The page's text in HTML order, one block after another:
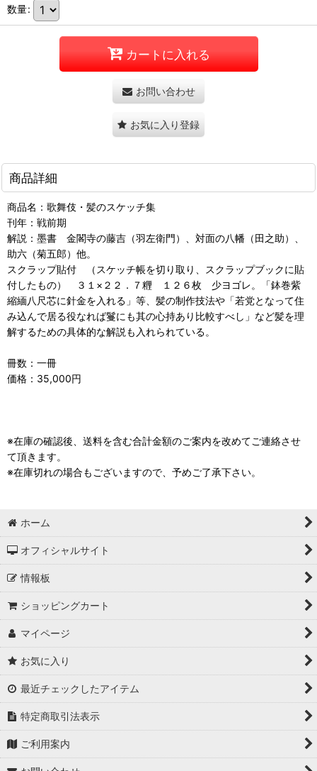
数量:
カートに入れる
お問い合わせ
お気に入り登録
商品詳細
商品名：歌舞伎・髪のスケッチ集
刊年：戦前期
解説：墨書 金閣寺の藤吉（羽左衛門）、対面の八幡（田之助）、
助六（菊五郎）他。
スクラップ貼付 （スケッチ帳を切り取り、スクラップブックに貼
付したもの） ３１×２２．７糎 １２６枚 少ヨゴレ。「鉢巻紫
縮緬八尺芯に針金を入れる」等、髪の制作技法や「若党となって住
み込んで居る役なれば鬘にも其の心持あり比較すべし」など髪を理
解するための具体的な解説も入れられている。
冊数：一冊
価格：35,000円
※在庫の確認後、送料を含む合計金額のご案内を改めてご連絡させ
て頂きます。
※在庫切れの場合もございますので、予めご了承下さい。
ホーム
オフィシャルサイト
情報板
ショッピングカート
マイページ
お気に入り
最近チェックしたアイテム
特定商取引法表示
ご利用案内